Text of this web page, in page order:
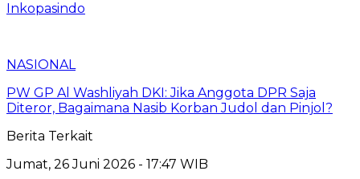
Inkopasindo
NASIONAL
PW GP Al Washliyah DKI: Jika Anggota DPR Saja
Diteror, Bagaimana Nasib Korban Judol dan Pinjol?
Berita Terkait
Jumat, 26 Juni 2026 - 17:47 WIB